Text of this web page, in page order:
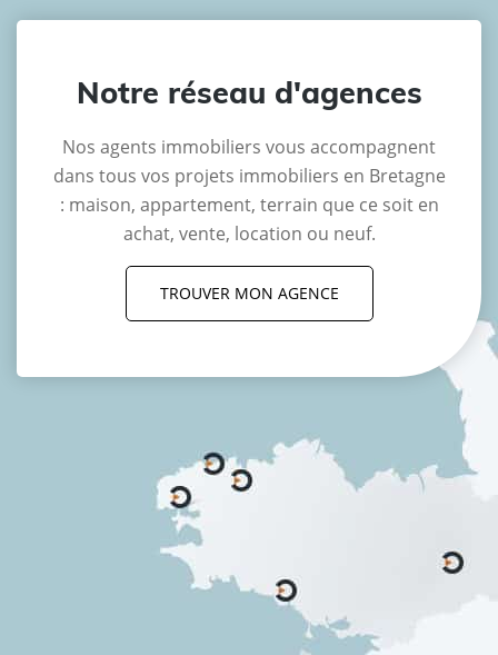
Notre réseau d'agences
Nos agents immobiliers vous accompagnent
dans tous vos projets immobiliers en Bretagne
: maison, appartement, terrain que ce soit en
achat, vente, location ou neuf.
TROUVER MON AGENCE